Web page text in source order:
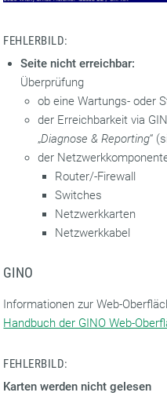
FEHLERBILD:
Seite nicht erreichbar:
Überprüfung
ob eine Wartungs- oder
der Erreichbarkeit via
„Diagnose & Reporting“
der
Router/-Firewall
Switches
Netzwerkkarten
Netzwerkkabel
GINO
Informationen zur Web-
Handbuch der GINO Web-
FEHLERBILD:
Karten werden nicht gelesen